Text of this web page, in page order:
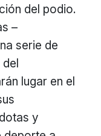
del podio.
–
serie de
lugar en el
y